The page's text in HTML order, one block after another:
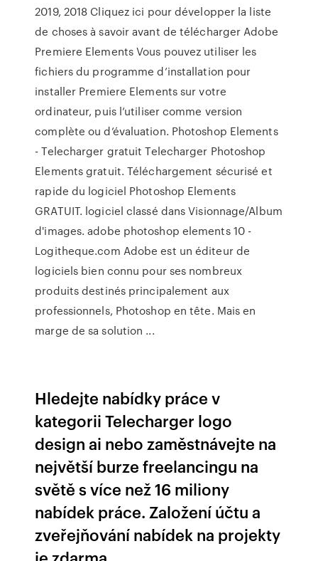
2019, 2018 Cliquez ici pour développer la liste
de choses à savoir avant de télécharger Adobe
Premiere Elements Vous pouvez utiliser les
fichiers du programme d’installation pour
installer Premiere Elements sur votre
ordinateur, puis l’utiliser comme version
complète ou d’évaluation. Photoshop Elements
- Telecharger gratuit Telecharger Photoshop
Elements gratuit. Téléchargement sécurisé et
rapide du logiciel Photoshop Elements
GRATUIT. logiciel classé dans Visionnage/Album
d'images. adobe photoshop elements 10 -
Logitheque.com Adobe est un éditeur de
logiciels bien connu pour ses nombreux
produits destinés principalement aux
professionnels, Photoshop en tête. Mais en
marge de sa solution ...
Hledejte nabídky práce v
kategorii Telecharger logo
design ai nebo zaměstnávejte na
největší burze freelancingu na
světě s více než 16 miliony
nabídek práce. Založení účtu a
zveřejňování nabídek na projekty